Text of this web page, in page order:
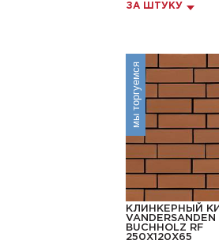
ЗА ШТУКУ
мы торгуемся
КЛИНКЕРНЫЙ
VANDERSANDEN
BUCHHOLZ RF
250X120X65